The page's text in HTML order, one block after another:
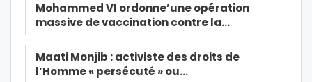
Mohammed VI ordonne’une opération
massive de vaccination contre la…
Maati Monjib : activiste des droits de
l’Homme « persécuté » ou…